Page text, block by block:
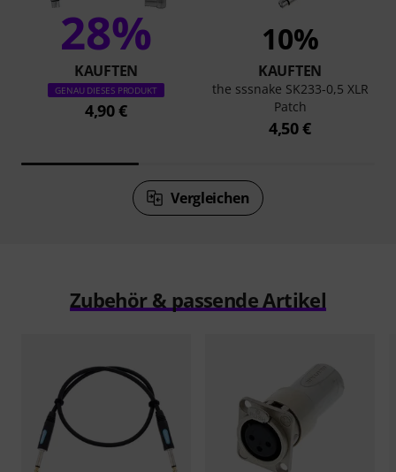
28%
KAUFTEN
GENAU DIESES PRODUKT
4,90 €
10%
KAUFTEN
the sssnake SK233-0,5 XLR
Patch
4,50 €
Vergleichen
Zubehör & passende Artikel